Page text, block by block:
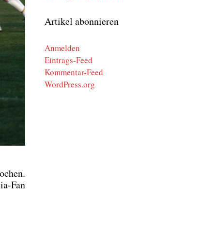
Fan
Artikel abonnieren
Anmelden
Eintrags-Feed
Kommentar-Feed
WordPress.org